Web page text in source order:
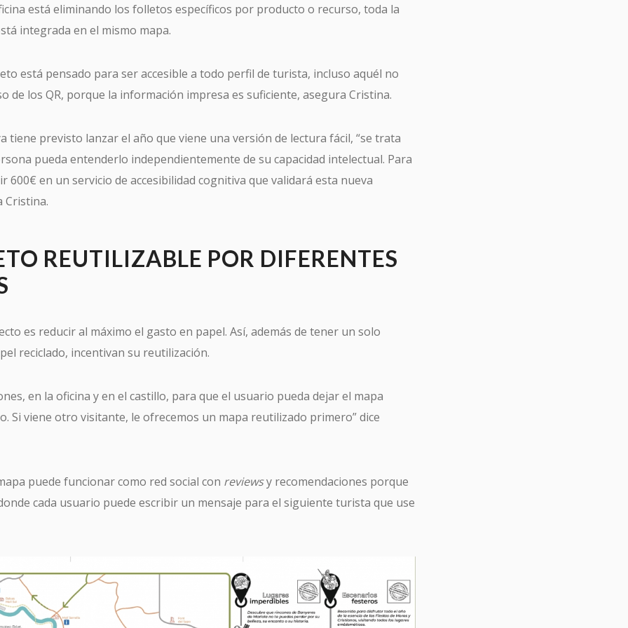
está eliminando los folletos específicos por producto o recurso, toda la
integrada en el mismo mapa.
está pensado para ser accesible a todo perfil de turista, incluso aquél no
de los QR, porque la información impresa es suficiente, asegura Cristina.
tiene previsto lanzar el año que viene una versión de lectura fácil, “se trata
pueda entenderlo independientemente de su capacidad intelectual. Para
600€ en un servicio de accesibilidad cognitiva que validará esta nueva
Cristina.
REUTILIZABLE POR DIFERENTES
es reducir al máximo el gasto en papel. Así, además de tener un solo
reciclado, incentivan su reutilización.
en la oficina y en el castillo, para que el usuario pueda dejar el mapa
Si viene otro visitante, le ofrecemos un mapa reutilizado primero” dice
puede funcionar como red social con reviewsy recomendaciones porque
cada usuario puede escribir un mensaje para el siguiente turista que use